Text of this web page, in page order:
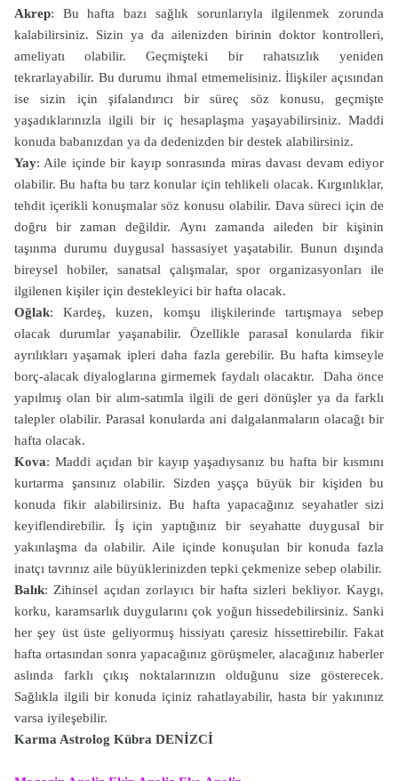
Akrep: Bu hafta bazı sağlık sorunlarıyla ilgilenmek zorunda
kalabilirsiniz. Sizin ya da ailenizden birinin doktor kontrolleri,
ameliyatı olabilir. Geçmişteki bir rahatsızlık yeniden
tekrarlayabilir. Bu durumu ihmal etmemelisiniz. İlişkiler açısından
ise sizin için şifalandırıcı bir süreç söz konusu, geçmişte
yaşadıklarınızla ilgili bir iç hesaplaşma yaşayabilirsiniz. Maddi
konuda babanızdan ya da dedenizden bir destek alabilirsiniz.
Yay: Aile içinde bir kayıp sonrasında miras davası devam ediyor
olabilir. Bu hafta bu tarz konular için tehlikeli olacak. Kırgınlıklar,
tehdit içerikli konuşmalar söz konusu olabilir. Dava süreci için de
doğru bir zaman değildir. Aynı zamanda aileden bir kişinin
taşınma durumu duygusal hassasiyet yaşatabilir. Bunun dışında
bireysel hobiler, sanatsal çalışmalar, spor organizasyonları ile
ilgilenen kişiler için destekleyici bir hafta olacak.
Oğlak: Kardeş, kuzen, komşu ilişkilerinde tartışmaya sebep
olacak durumlar yaşanabilir. Özellikle parasal konularda fikir
ayrılıkları yaşamak ipleri daha fazla gerebilir. Bu hafta kimseyle
borç-alacak diyaloglarına girmemek faydalı olacaktır. Daha önce
yapılmış olan bir alım-satımla ilgili de geri dönüşler ya da farklı
talepler olabilir. Parasal konularda ani dalgalanmaların olacağı bir
hafta olacak.
Kova: Maddi açıdan bir kayıp yaşadıysanız bu hafta bir kısmını
kurtarma şansınız olabilir. Sizden yaşça büyük bir kişiden bu
konuda fikir alabilirsiniz. Bu hafta yapacağınız seyahatler sizi
keyiflendirebilir. İş için yaptığınız bir seyahatte duygusal bir
yakınlaşma da olabilir. Aile içinde konuşulan bir konuda fazla
inatçı tavrınız aile büyüklerinizden tepki çekmenize sebep olabilir.
Balık: Zihinsel açıdan zorlayıcı bir hafta sizleri bekliyor. Kaygı,
korku, karamsarlık duygularını çok yoğun hissedebilirsiniz. Sanki
her şey üst üste geliyormuş hissiyatı çaresiz hissettirebilir. Fakat
hafta ortasından sonra yapacağınız görüşmeler, alacağınız haberler
aslında farklı çıkış noktalarınızın olduğunu size gösterecek.
Sağlıkla ilgili bir konuda içiniz rahatlayabilir, hasta bir yakınınız
varsa iyileşebilir.
Karma Astrolog Kübra DENİZCİ